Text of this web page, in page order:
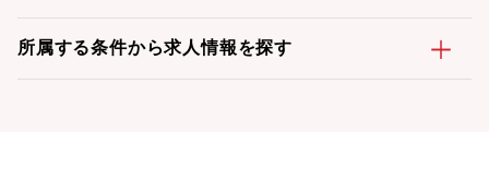
所属する条件から求人情報を探す